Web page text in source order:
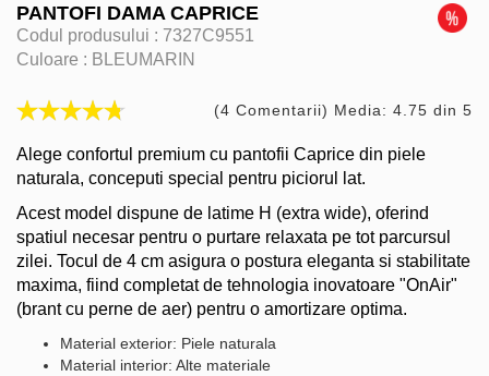
PANTOFI DAMA CAPRICE
Codul produsului : 7327C9551
Culoare : BLEUMARIN
(4 Comentarii) Media: 4.75 din 5
Alege confortul premium cu pantofii Caprice din piele
naturala, conceputi special pentru piciorul lat.
Acest model dispune de latime H (extra wide), oferind
spatiul necesar pentru o purtare relaxata pe tot parcursul
zilei. Tocul de 4 cm asigura o postura eleganta si stabilitate
maxima, fiind completat de tehnologia inovatoare "OnAir"
(brant cu perne de aer) pentru o amortizare optima.
Material exterior: Piele naturala
Material interior: Alte materiale